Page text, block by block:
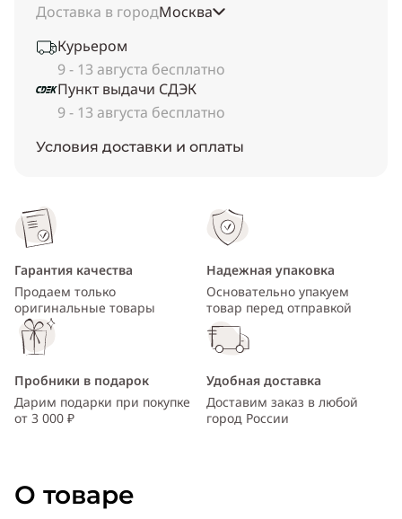
Доставка в городМосква
Курьером
9 - 13 августа бесплатно
Пункт выдачи СДЭК
9 - 13 августа бесплатно
Условия доставки и оплаты
Гарантия качества
Продаем только
оригинальные товары
Надежная упаковка
Основательно упакуем
товар перед отправкой
Пробники в подарок
Дарим подарки при покупке
от 3 000 ₽
Удобная доставка
Доставим заказ в любой
город России
О товаре